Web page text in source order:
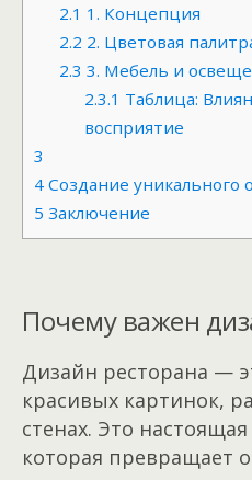
2.1 1. Концепция
2.2 2. Цветовая
2.3 3. Мебель и
2.3.1 Таблица:
восприятие
3
4 Создание уникального
5 Заключение
Почему важен
Дизайн ресторана —
красивых картинок,
стенах. Это
которая превращает